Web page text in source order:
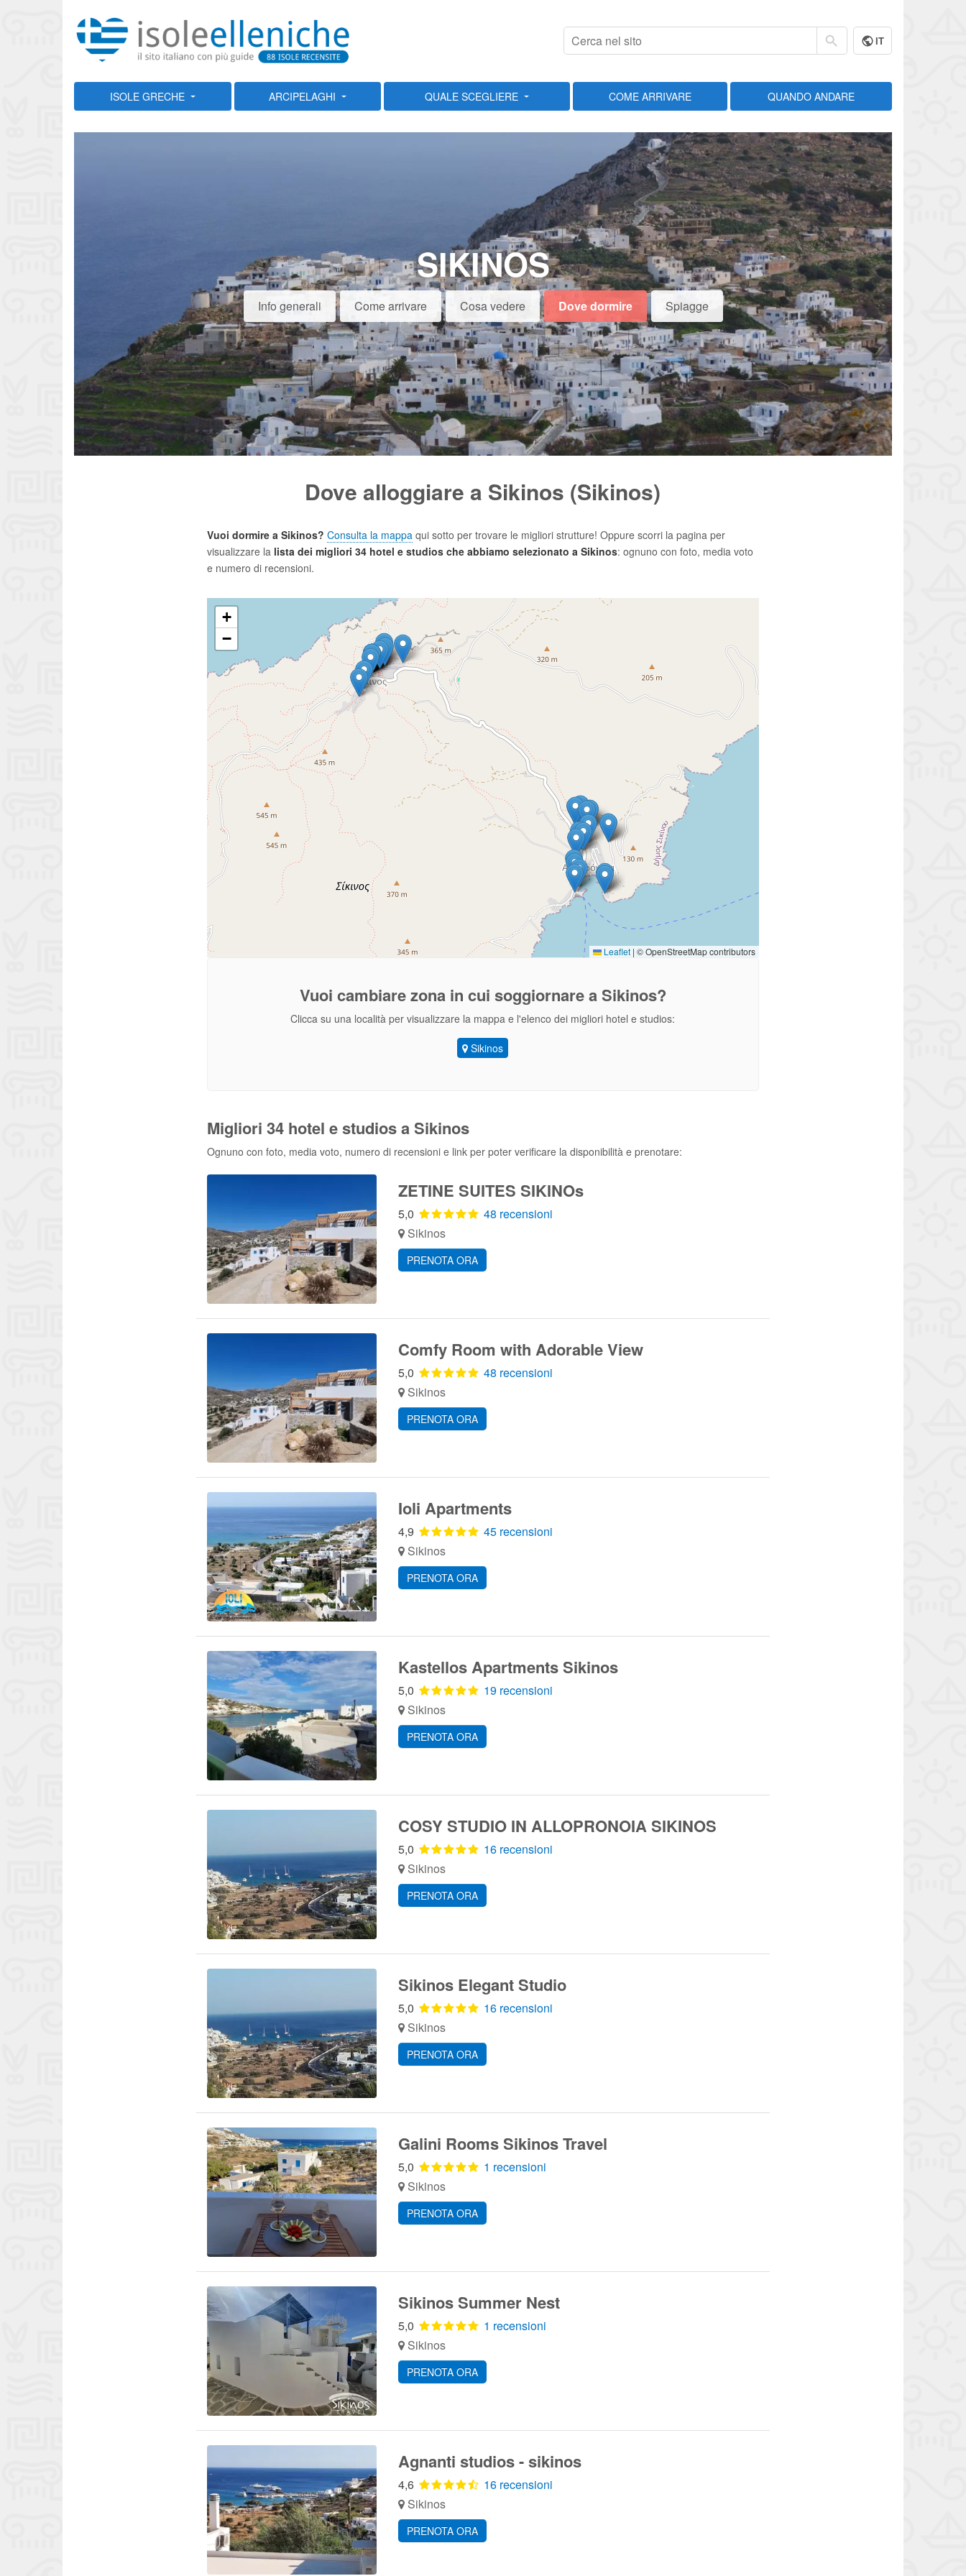
IT
ISOLE GRECHE ARCIPELAGHI QUALE SCEGLIERE COME ARRIVARE QUANDO ANDARE
SIKINOS
Info generali Come arrivare Cosa vedere Dove dormire Spiagge
Dove alloggiare a Sikinos (Sikinos)
Vuoi dormire a Sikinos? Consulta la mappaqui sotto per trovare le migliori strutture! Oppure scorri la pagina per
visualizzare la lista dei migliori 34 hotel e studios che abbiamo selezionato a Sikinos: ognuno con foto, media voto
e numero di recensioni.
+
−
Leaflet | © OpenStreetMap contributors
Vuoi cambiare zonain cui soggiornare a Sikinos?
Clicca su una località per visualizzare la mappa e l'elenco dei migliori hotel e studios:
Sikinos
Migliori 34 hotel e studios a Sikinos
Ognuno con foto, media voto, numero di recensioni e link per poter verificare la disponibilità e prenotare:
ZETINE SUITES SIKINOs
5,0
48 recensioni
Sikinos
PRENOTA ORA
Comfy Room with Adorable View
5,0
48 recensioni
Sikinos
PRENOTA ORA
Ioli Apartments
4,9
45 recensioni
Sikinos
PRENOTA ORA
Kastellos Apartments Sikinos
5,0
19 recensioni
Sikinos
PRENOTA ORA
COSY STUDIO IN ALLOPRONOIA SIKINOS
5,0
16 recensioni
Sikinos
PRENOTA ORA
Sikinos Elegant Studio
5,0
16 recensioni
Sikinos
PRENOTA ORA
Galini Rooms Sikinos Travel
5,0
1 recensioni
Sikinos
PRENOTA ORA
Sikinos Summer Nest
5,0
1 recensioni
Sikinos
PRENOTA ORA
Agnanti studios - sikinos
4,6
16 recensioni
Sikinos
PRENOTA ORA